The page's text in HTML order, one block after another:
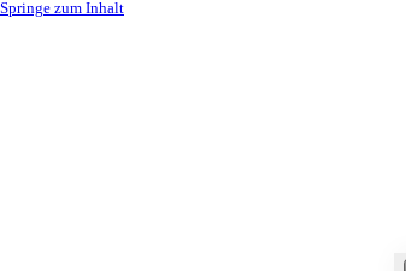
Springe zum Inhalt